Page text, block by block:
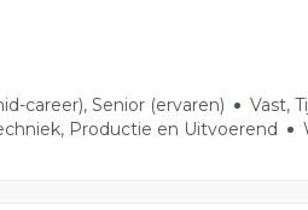
career), Senior (ervaren) Vast,
Productie en Uitvoerend